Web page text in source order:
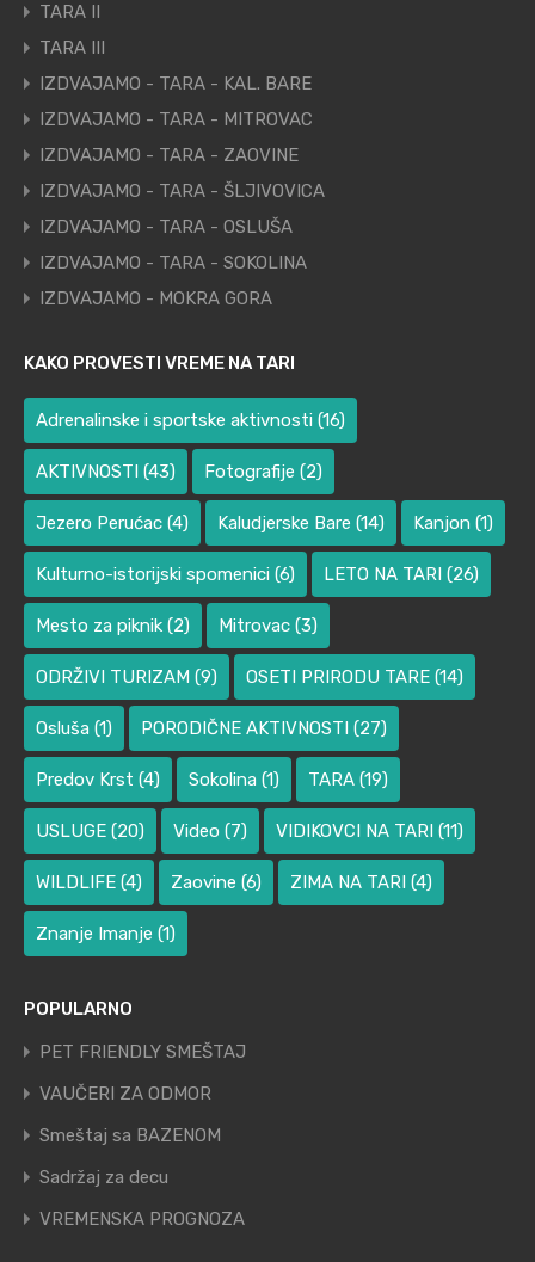
TARA II
TARA III
IZDVAJAMO - TARA - KAL. BARE
IZDVAJAMO - TARA - MITROVAC
IZDVAJAMO - TARA - ZAOVINE
IZDVAJAMO - TARA - ŠLJIVOVICA
IZDVAJAMO - TARA - OSLUŠA
IZDVAJAMO - TARA - SOKOLINA
IZDVAJAMO - MOKRA GORA
KAKO PROVESTI VREME NA TARI
Adrenalinske i sportske aktivnosti (16)
AKTIVNOSTI (43) Fotografije (2)
Jezero Perućac (4) Kaludjerske Bare (14) Kanjon (1)
Kulturno-istorijski spomenici (6) LETO NA TARI (26)
Mesto za piknik (2) Mitrovac (3)
ODRŽIVI TURIZAM (9) OSETI PRIRODU TARE (14)
Osluša (1) PORODIČNE AKTIVNOSTI (27)
Predov Krst (4) Sokolina (1) TARA (19)
USLUGE (20) Video (7) VIDIKOVCI NA TARI (11)
WILDLIFE (4) Zaovine (6) ZIMA NA TARI (4)
Znanje Imanje (1)
POPULARNO
PET FRIENDLY SMEŠTAJ
VAUČERI ZA ODMOR
Smeštaj sa BAZENOM
Sadržaj za decu
VREMENSKA PROGNOZA